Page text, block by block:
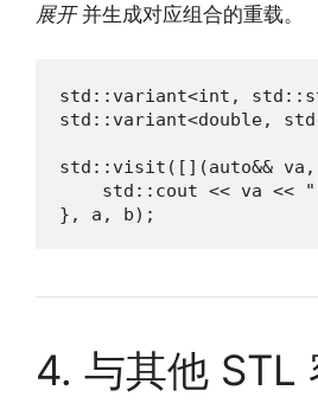
展开并生成对应组合的重载。
std::variant<int,
std::variant<double,
std::visit([](auto&& va,
std::cout << va << "
}, a, b);
4. 与其他 STL